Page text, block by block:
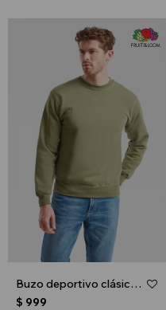
Buzo deportivo clásico escote redondo - UNISEX - Verde oliva
$ 999